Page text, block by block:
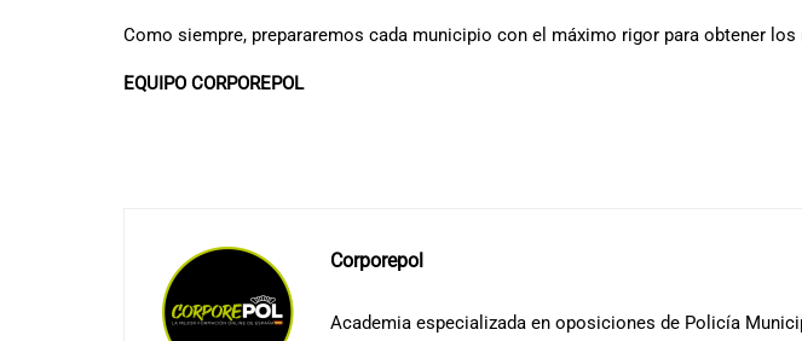
Como siempre, prepararemos cada municipio con el máximo rigor para obtener
EQUIPO CORPOREPOL
Corporepol
Academia especializada en oposiciones de Policía